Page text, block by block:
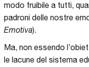
modo fruibile a tutti,
padroni delle nostre
Emotiva).
Ma, non essendo
le lacune del sistema